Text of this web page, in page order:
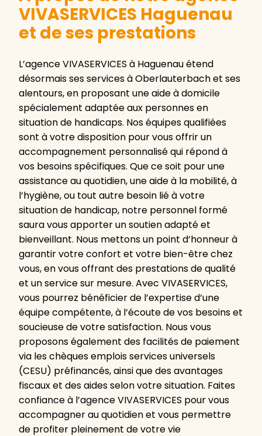
VIVASERVICES Haguenau
et de ses prestations
L’agence VIVASERVICES à Haguenau étend
désormais ses services à Oberlauterbach et ses
alentours, en proposant une aide à domicile
spécialement adaptée aux personnes en
situation de handicaps. Nos équipes qualifiées
sont à votre disposition pour vous offrir un
accompagnement personnalisé qui répond à
vos besoins spécifiques. Que ce soit pour une
assistance au quotidien, une aide à la mobilité, à
l’hygiène, ou tout autre besoin lié à votre
situation de handicap, notre personnel formé
saura vous apporter un soutien adapté et
bienveillant. Nous mettons un point d’honneur à
garantir votre confort et votre bien-être chez
vous, en vous offrant des prestations de qualité
et un service sur mesure. Avec VIVASERVICES,
vous pourrez bénéficier de l’expertise d’une
équipe compétente, à l’écoute de vos besoins et
soucieuse de votre satisfaction. Nous vous
proposons également des facilités de paiement
via les chèques emplois services universels
(CESU) préfinancés, ainsi que des avantages
fiscaux et des aides selon votre situation. Faites
confiance à l’agence VIVASERVICES pour vous
accompagner au quotidien et vous permettre
de profiter pleinement de votre vie